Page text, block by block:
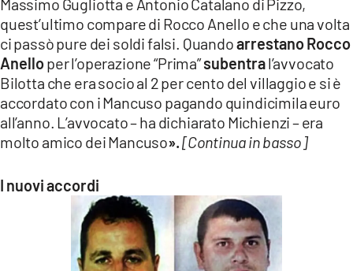
quest’ultimo compare di Rocco Anello e che una volta
ci passò pure dei soldi falsi. Quandoarrestano Rocco
Anelloper l’operazione “Prima”subentral’avvocato
Bilotta che era socio al 2 per cento del villaggio e si è
accordato con i Mancuso pagando quindicimila euro
all’anno. L’avvocato – ha dichiarato Michienzi – era
molto amico dei Mancuso».[Continua in basso]
I nuovi accordi